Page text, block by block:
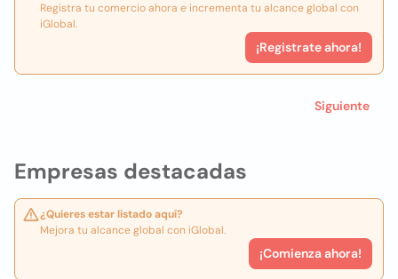
Empresas destacadas
¿Quieres estar listado aquí?
Mejora tu alcance global con iGlobal.
¡Comienza ahora!
Registra tu comercio ahora e incrementa tu alcance global con
iGlobal.
¡Registrate ahora!
Siguiente